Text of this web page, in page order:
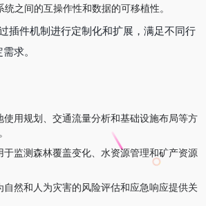
统之间的互操作性和数据的可移植性。
插件机制进行定制化和扩展，满足不同行
求。
使用规划、交通流量分析和基础设施布局等方
于监测森林覆盖变化、水资源管理和矿产资源
自然和人为灾害的风险评估和应急响应提供关